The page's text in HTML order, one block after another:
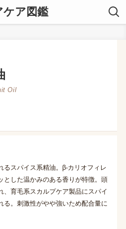
ケア図鑑
Oil
るスパイス系精油。β-カリオフィレ
とした温かみのある香りが特徴。頭
、育毛系スカルプケア製品にスパイ
る。刺激性がやや強いため配合量に